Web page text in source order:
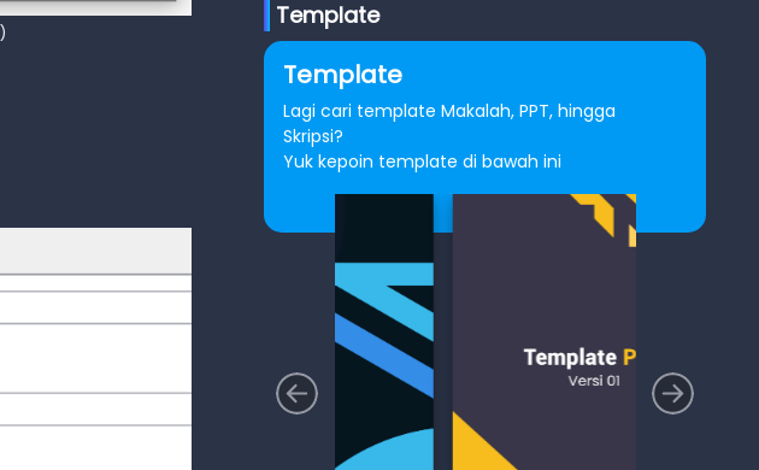
)
Template
Template
Lagi cari template Makalah, PPT, hingga
Skripsi?
Yuk kepoin template di bawah ini